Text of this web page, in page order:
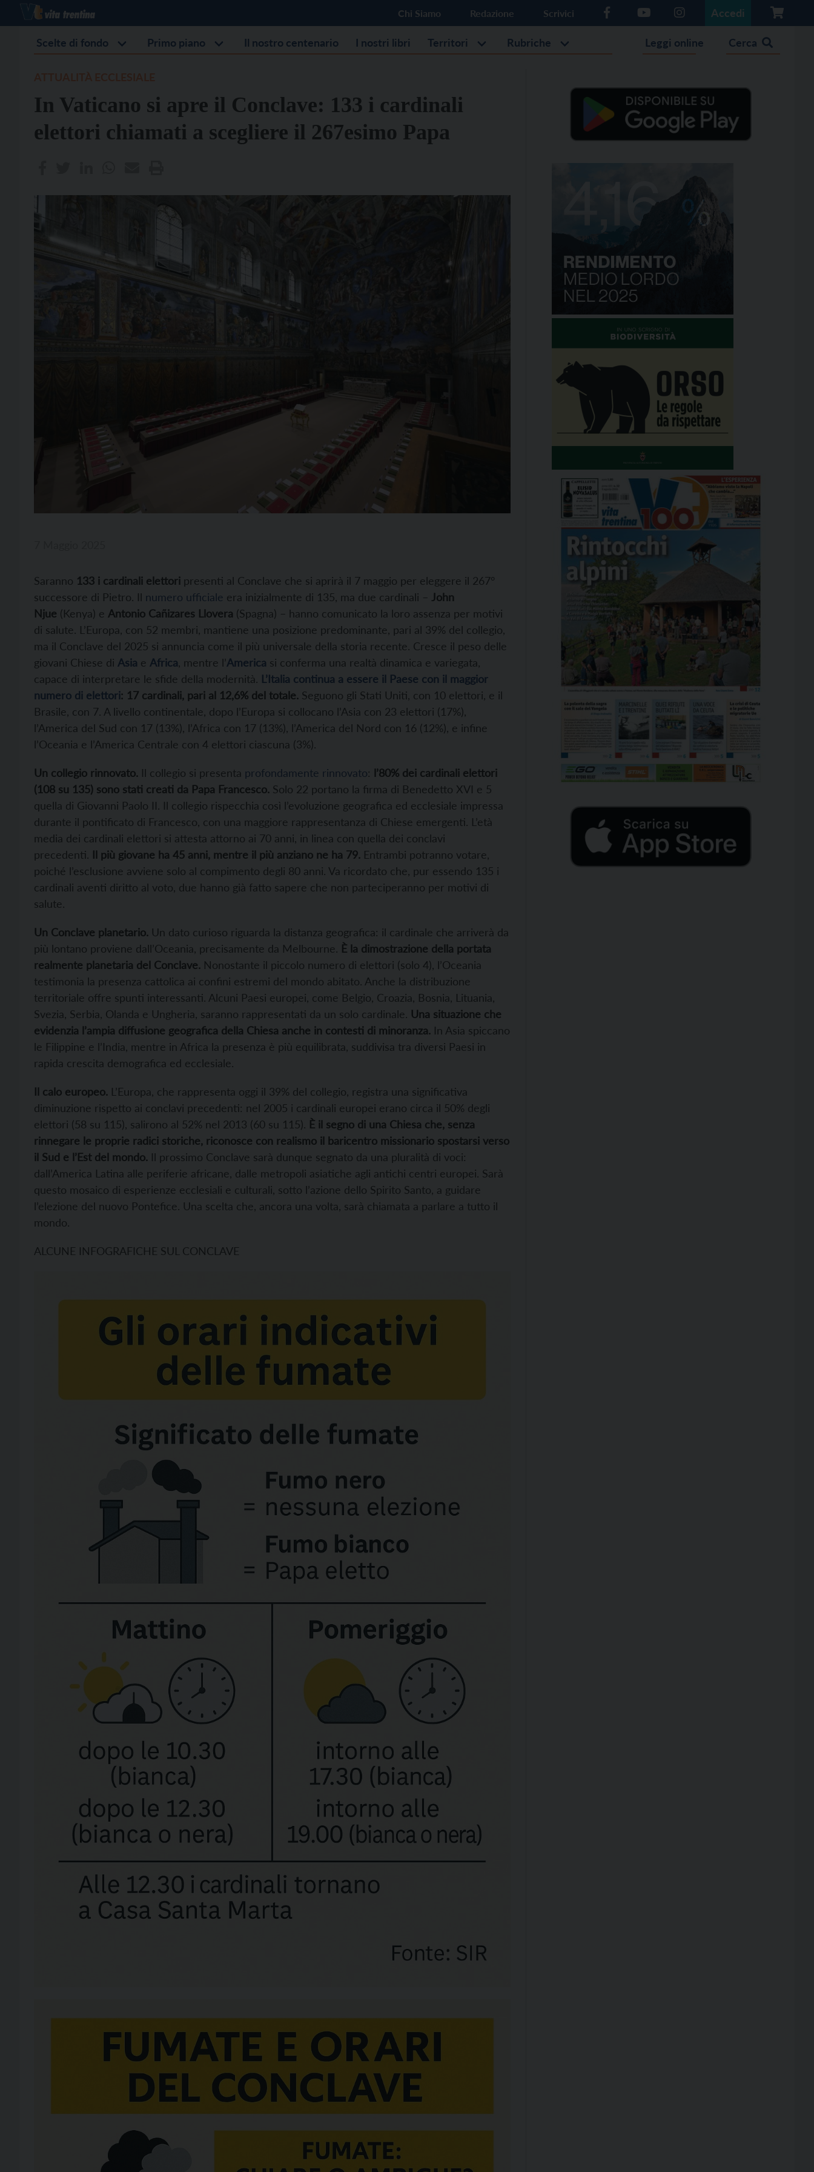
Chi Siamo Redazione Scrivici Accedi
Scelte di fondo Primo piano Il nostro centenario I nostri libri Territori Rubriche Leggi online Cerca
In Vaticano si apre il Conclave: 133 i cardinali
elettori chiamati a scegliere il 267esimo Papa
Saranno 133 i cardinali elettori presenti al Conclave che si aprirà il 7 maggio per eleggere il 267°
successore di Pietro. Il numero ufficiale era inizialmente di 135, ma due cardinali – John
Njue (Kenya) e Antonio Cañizares Llovera (Spagna) – hanno comunicato la loro assenza per motivi
di salute. L’Europa, con 52 membri, mantiene una posizione predominante, pari al 39% del collegio,
ma il Conclave del 2025 si annuncia come il più universale della storia recente. Cresce il peso delle
giovani Chiese di Asia e Africa , mentre l’America si conferma una realtà dinamica e variegata,
capace di interpretare le sfide della modernità. L’Italia continua a essere il Paese con il maggior
numero di elettori: 17 cardinali, pari al 12,6% del totale. Seguono gli Stati Uniti, con 10 elettori, e il
Brasile, con 7. A livello continentale, dopo l’Europa si collocano l’Asia con 23 elettori (17%),
l’America del Sud con 17 (13%), l’Africa con 17 (13%), l’America del Nord con 16 (12%), e infine
l’Oceania e l’America Centrale con 4 elettori ciascuna (3%).
Un collegio rinnovato. Il collegio si presenta profondamente rinnovato: l’80% dei cardinali elettori
(108 su 135) sono stati creati da Papa Francesco. Solo 22 portano la firma di Benedetto XVI e 5
quella di Giovanni Paolo II. Il collegio rispecchia così l’evoluzione geografica ed ecclesiale impressa
durante il pontificato di Francesco, con una maggiore rappresentanza di Chiese emergenti. L’età
media dei cardinali elettori si attesta attorno ai 70 anni, in linea con quella dei conclavi
precedenti. Il più giovane ha 45 anni, mentre il più anziano ne ha 79. Entrambi potranno votare,
poiché l’esclusione avviene solo al compimento degli 80 anni. Va ricordato che, pur essendo 135 i
cardinali aventi diritto al voto, due hanno già fatto sapere che non parteciperanno per motivi di
salute.
Un Conclave planetario. Un dato curioso riguarda la distanza geografica: il cardinale che arriverà da
più lontano proviene dall’Oceania, precisamente da Melbourne. È la dimostrazione della portata
realmente planetaria del Conclave. Nonostante il piccolo numero di elettori (solo 4), l’Oceania
testimonia la presenza cattolica ai confini estremi del mondo abitato. Anche la distribuzione
territoriale offre spunti interessanti. Alcuni Paesi europei, come Belgio, Croazia, Bosnia, Lituania,
Svezia, Serbia, Olanda e Ungheria, saranno rappresentati da un solo cardinale. Una situazione che
evidenzia l’ampia diffusione geografica della Chiesa anche in contesti di minoranza. In Asia spiccano
le Filippine e l’India, mentre in Africa la presenza è più equilibrata, suddivisa tra diversi Paesi in
rapida crescita demografica ed ecclesiale.
Il calo europeo. L’Europa, che rappresenta oggi il 39% del collegio, registra una significativa
diminuzione rispetto ai conclavi precedenti: nel 2005 i cardinali europei erano circa il 50% degli
elettori (58 su 115), salirono al 52% nel 2013 (60 su 115). È il segno di una Chiesa che, senza
rinnegare le proprie radici storiche, riconosce con realismo il baricentro missionario spostarsi verso
il Sud e l’Est del mondo. Il prossimo Conclave sarà dunque segnato da una pluralità di voci:
dall’America Latina alle periferie africane, dalle metropoli asiatiche agli antichi centri europei. Sarà
questo mosaico di esperienze ecclesiali e culturali, sotto l’azione dello Spirito Santo, a guidare
l’elezione del nuovo Pontefice. Una scelta che, ancora una volta, sarà chiamata a parlare a tutto il
mondo.
ALCUNE INFOGRAFICHE SUL CONCLAVE